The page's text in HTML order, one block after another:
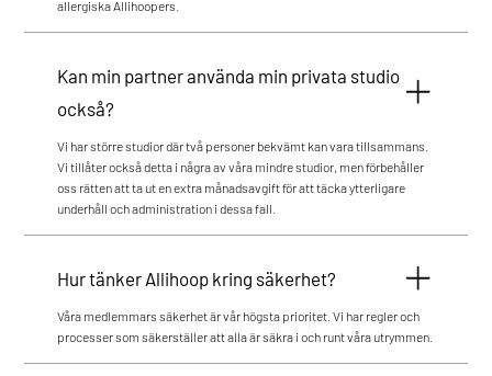
allergiska Allihoopers.
Kan min partner använda min privata studio
också?
Vi har större studior där två personer bekvämt kan vara tillsammans.
Vi tillåter också detta i några av våra mindre studior, men förbehåller
oss rätten att ta ut en extra månadsavgift för att täcka ytterligare
underhåll och administration i dessa fall.
Hur tänker Allihoop kring säkerhet?
Våra medlemmars säkerhet är vår högsta prioritet. Vi har regler och
processer som säkerställer att alla är säkra i och runt våra utrymmen.